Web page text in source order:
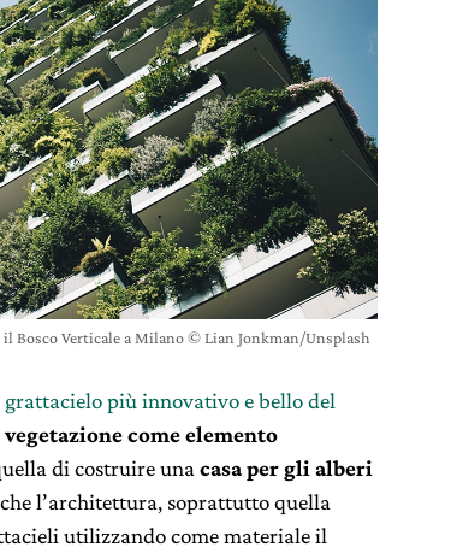
Bosco Verticale a Milano © Lian Jonkman/Unsplash
grattacielo più innovativo e bello del
vegetazione come elemento
di costruire una casa per gli alberi
l’architettura, soprattutto quella
utilizzando come materiale il